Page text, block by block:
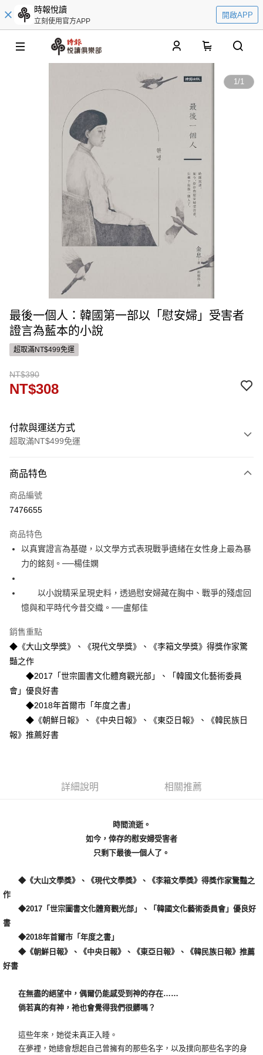
時報悅讀
立刻使用官方APP
開啟APP
1/1
最後一個人：韓國第一部以「慰安婦」受害者
證言為藍本的小說
超取滿NT$499免運
NT$390
NT$308
付款與運送方式
超取滿NT$499免運
信用卡一次付款
ATM付款
運送方式
付款後全家取貨
每筆NT$60，滿NT$499(含以上)免運費
付款後7-11取貨
每筆NT$60，滿NT$499(含以上)免運費
宅配
每筆NT$100，滿NT$499(含以上)免運費
商品特色
商品編號
7476655
商品特色
以真實證言為基礎，以文學方式表現戰爭遺緒在女性身上最為暴
力的銘刻。──楊佳嫻
以小說精采呈現史料，透過慰安婦藏在胸中、戰爭的殘虐回
憶與和平時代今昔交織。──盧郁佳
銷售重點
◆《大山文學獎》、《現代文學獎》、《李箱文學獎》得獎作家驚
豔之作
◆2017「世宗圖書文化體育觀光部」、「韓國文化藝術委員
會」優良好書
◆2018年首爾市「年度之書」
◆《朝鮮日報》、《中央日報》、《東亞日報》、《韓民族日
報》推薦好書
詳細說明 相關推薦
時間流逝。
如今，倖存的慰安婦受害者
只剩下最後一個人了。
◆《大山文學獎》、《現代文學獎》、《李箱文學獎》得獎作家驚豔之
作
◆2017「世宗圖書文化體育觀光部」、「韓國文化藝術委員會」優良好
書
◆2018年首爾市「年度之書」
◆《朝鮮日報》、《中央日報》、《東亞日報》、《韓民族日報》推薦
好書
在無盡的絕望中，偶爾仍能感受到神的存在……
倘若真的有神，祂也會覺得我們很髒嗎？
這些年來，她從未真正入睡。
在夢裡，她總會想起自己曾擁有的那些名字，以及撲向那些名字的身